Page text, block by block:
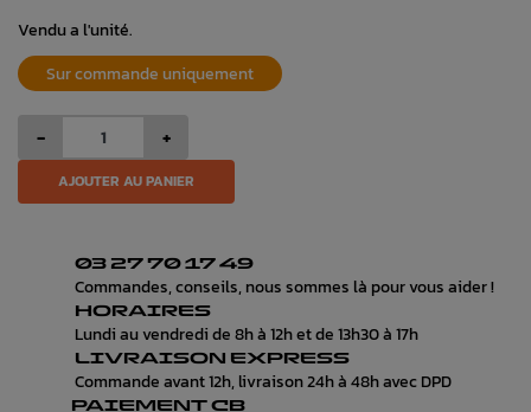
Vendu a l'unité.
Sur commande uniquement
- +
AJOUTER AU PANIER
03 27 70 17 49
Commandes, conseils, nous sommes là pour vous aider !
HORAIRES
Lundi au vendredi de 8h à 12h et de 13h30 à 17h
LIVRAISON EXPRESS
Commande avant 12h, livraison 24h à 48h avec DPD
PAIEMENT CB